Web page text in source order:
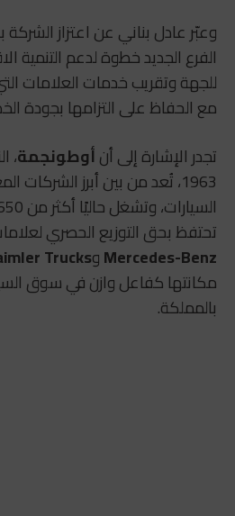
وعبّر عادل بناني عن اعتزاز الشركة
الفرع الجديد خطوة لدعم التنمية
للجهة وتقريب خدمات العلامات
مع الحفاظ على التزامها بجودة
تجدر الإشارة إلى أنأوطونجمة،
1963، تُعد من بين أبرز الشركات
تحتفظ بحق التوزيع الحصري
Mercedes-BenzوTrucks
مكانتها كفاعل وازن في سوق
بالمملكة.